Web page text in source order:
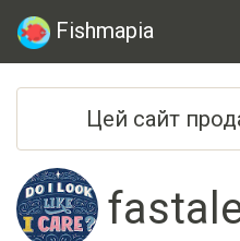
Fishmapia
Цей сайт